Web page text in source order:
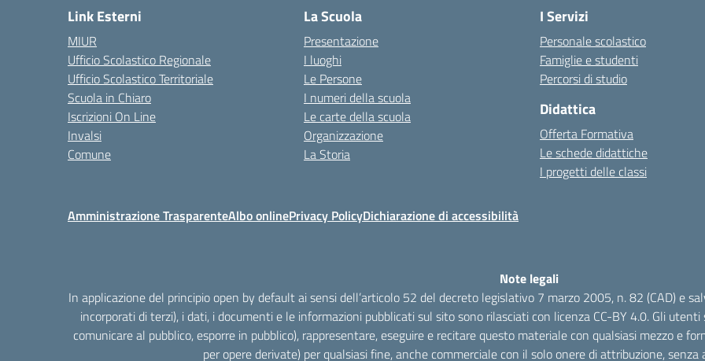
Link Esterni
MIUR
Ufficio Scolastico Regionale
Ufficio Scolastico Territoriale
Scuola in Chiaro
Iscrizioni On Line
Invalsi
Comune
La Scuola
Presentazione
I luoghi
Le Persone
I numeri della scuola
Le carte della scuola
Organizzazione
La Storia
I Servizi
Personale scolastico
Famiglie e studenti
Percorsi di studio
Didattica
Offerta Formativa
Le schede didattiche
I progetti delle classi
Amministrazione TrasparenteAlbo onlinePrivacy PolicyDichiarazione di accessibilità
Note legali
In applicazione del principio open by default ai sensi dell’articolo 52 del decreto legislativo 7 marzo 2005, n. 82 (CAD) e
incorporati di terzi), i dati, i documenti e le informazioni pubblicati sul sito sono rilasciati con licenza CC-BY 4.0. Gli
comunicare al pubblico, esporre in pubblico), rappresentare, eseguire e recitare questo materiale con qualsiasi mezzo e
per opere derivate) per qualsiasi fine, anche commerciale con il solo onere di attribuzione,